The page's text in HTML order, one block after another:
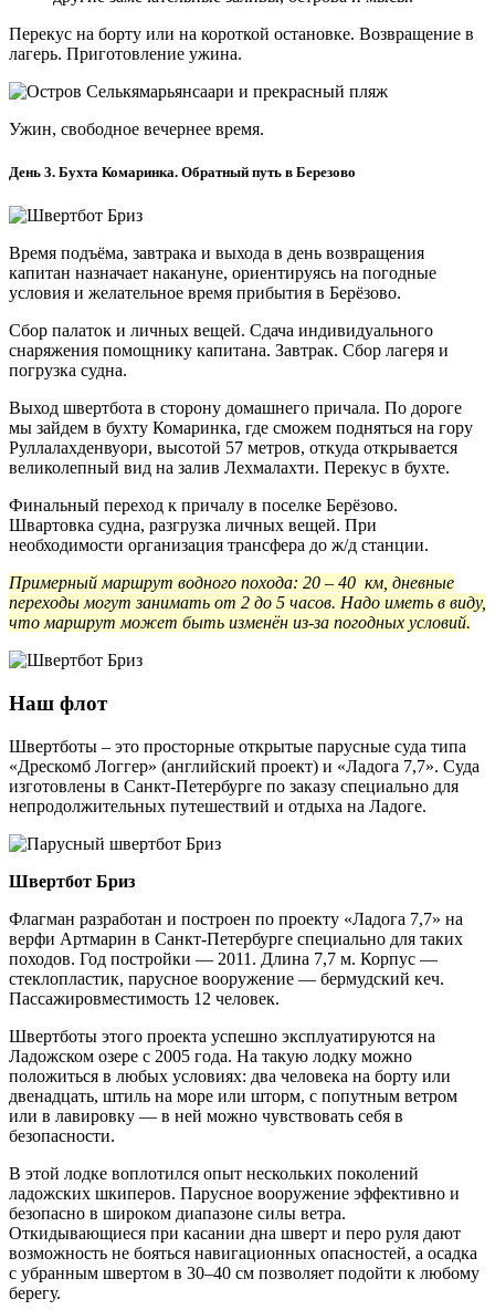
Перекус на борту или на короткой остановке. Возвращение в
лагерь. Приготовление ужина.
Ужин, свободное вечернее время.
День 3. Бухта Комаринка. Обратный путь в Березово
Время подъёма, завтрака и выхода в день возвращения
капитан назначает накануне, ориентируясь на погодные
условия и желательное время прибытия в Берёзово.
Сбор палаток и личных вещей. Сдача индивидуального
снаряжения помощнику капитана. Завтрак. Сбор лагеря и
погрузка судна.
Выход швертбота в сторону домашнего причала. По дороге
мы зайдем в бухту Комаринка, где сможем подняться на гору
Руллалахденвуори, высотой 57 метров, откуда открывается
великолепный вид на залив Лехмалахти. Перекус в бухте.
Финальный переход к причалу в поселке Берёзово.
Швартовка судна, разгрузка личных вещей. При
необходимости организация трансфера до ж/д станции.
Примерный маршрут водного похода: 20 – 40 км, дневные
переходы могут занимать от 2 до 5 часов. Надо иметь в виду,
что маршрут может быть изменён из-за погодных условий.
Наш флот
Швертботы – это просторные открытые парусные суда типа
«Дрескомб Логгер» (английский проект) и «Ладога 7,7». Суда
изготовлены в Санкт-Петербурге по заказу специально для
непродолжительных путешествий и отдыха на Ладоге.
Швертбот Бриз
Флагман разработан и построен по проекту «Ладога 7,7» на
верфи Артмарин в Санкт-Петербурге специально для таких
походов. Год постройки — 2011. Длина 7,7 м. Корпус —
стеклопластик, парусное вооружение — бермудский кеч.
Пассажировместимость 12 человек.
Швертботы этого проекта успешно эксплуатируются на
Ладожском озере с 2005 года. На такую лодку можно
положиться в любых условиях: два человека на борту или
двенадцать, штиль на море или шторм, с попутным ветром
или в лавировку — в ней можно чувствовать себя в
безопасности.
В этой лодке воплотился опыт нескольких поколений
ладожских шкиперов. Парусное вооружение эффективно и
безопасно в широком диапазоне силы ветра.
Откидывающиеся при касании дна шверт и перо руля дают
возможность не бояться навигационных опасностей, а осадка
с убранным швертом в 30–40 см позволяет подойти к любому
берегу.